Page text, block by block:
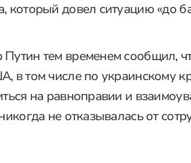
который довел ситуацию «до
тем временем сообщил,
в том числе по украинскому
на равноправии и
не отказывалась от